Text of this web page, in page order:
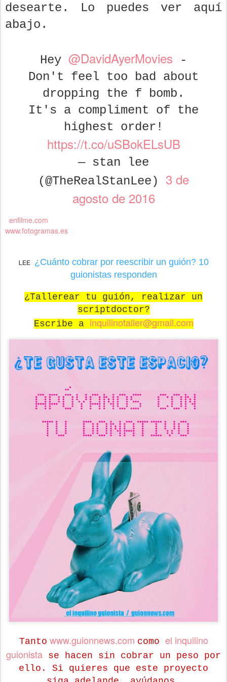
desearte. Lo puedes ver aquí
abajo.
Hey @DavidAyerMovies -
Don't feel too bad about
dropping the f bomb.
It's a compliment of the
highest order!
https://t.co/uSBokELsUB
— stan lee
(@TheRealStanLee) 3 de
agosto de 2016
enfilme.com
www.fotogramas.es
LEE ¿Cuánto cobrar por reescribir un guión? 10
guionistas responden
¿Tallerear tu guión, realizar un
scriptdoctor?
Escribe a inquilinotaller@gmail.com
Tanto www.guionnews.com como el inquilino
guionista se hacen sin cobrar un peso por
ello. Si quieres que este proyecto